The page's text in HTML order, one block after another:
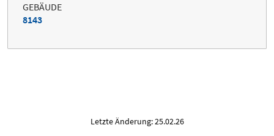
GEBÄUDE
8143
Letzte Änderung: 25.02.26